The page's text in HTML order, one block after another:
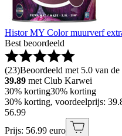
Histor MY Color muurverf
Best beoordeeld
(23)Beoordeeld met 5.0 van
39.89 met Club Karwei
30% korting30% korting
30% korting, voordeelprijs:
56.99
Prijs: 56.99 euro